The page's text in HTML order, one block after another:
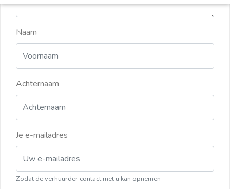
Naam
Achternaam
Je e-mailadres
Zodat de verhuurder contact met u kan opnemen